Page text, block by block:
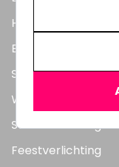
Highbay's / Ufo's
Bouwlampen
Straatlampen
Wandlampen
Solar verlichting
Feestverlichting